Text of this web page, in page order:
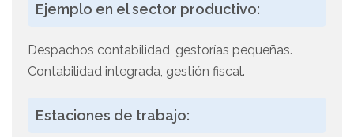
Ejemplo en el sector productivo:
Despachos contabilidad, gestorías pequeñas.
Contabilidad integrada, gestión fiscal.
Estaciones de trabajo: